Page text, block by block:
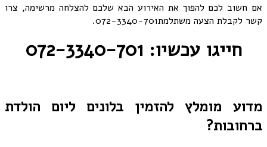
אם חשוב לכם להפוך את האירוע הבא שלכם להצלחה מרשימה, צרו
קשר לקבלת הצעה משתלמת072-3340-701.
חייגו עכשיו: 072-3340-701
מדוע מומלץ להזמין בלונים ליום הולדת
ברחובות?